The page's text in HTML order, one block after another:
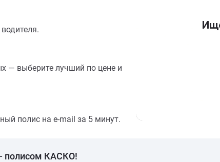
— выберите лучший по цене и
полис на e-mail за 5 минут.
полисом КАСКО!